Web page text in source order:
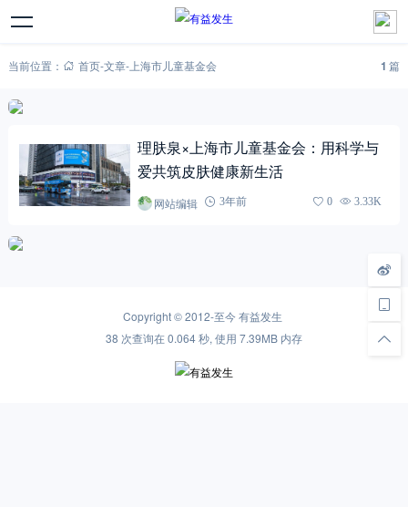
当前位置： 首页-文章-上海市儿童基金会 1 篇
理肤泉×上海市儿童基金会：用科学与
爱共筑皮肤健康新生活
网站编辑 3年前 0 3.33K
Copyright © 2012-至今有益发生
38 次查询在 0.064 秒, 使用 7.39MB 内存